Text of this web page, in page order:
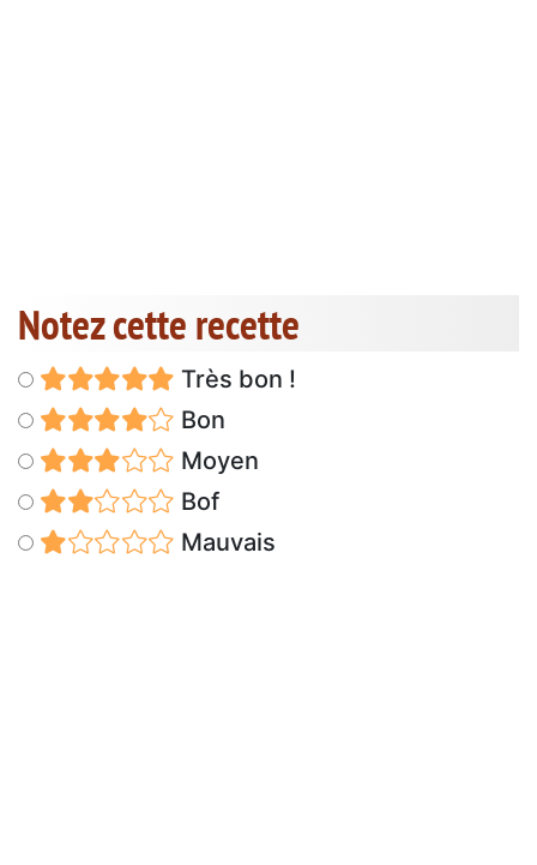
Notez cette recette
Très bon !
Bon
Moyen
Bof
Mauvais